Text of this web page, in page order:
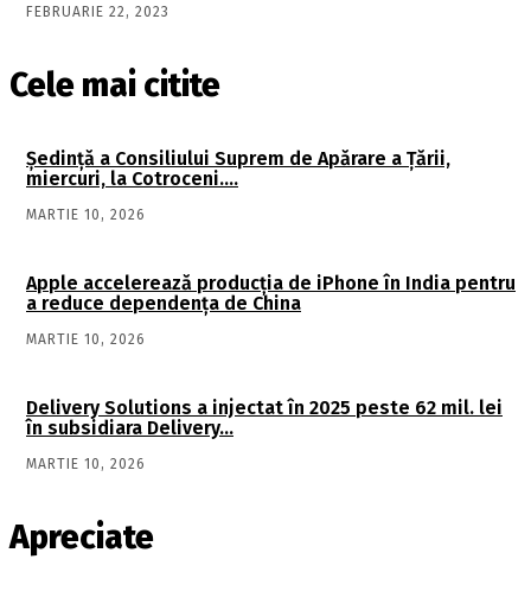
FEBRUARIE 22, 2023
Cele mai citite
Şedinţă a Consiliului Suprem de Apărare a Ţării,
miercuri, la Cotroceni….
MARTIE 10, 2026
Apple accelerează producția de iPhone în India pentru
a reduce dependența de China
MARTIE 10, 2026
Delivery Solutions a injectat în 2025 peste 62 mil. lei
în subsidiara Delivery…
MARTIE 10, 2026
Apreciate